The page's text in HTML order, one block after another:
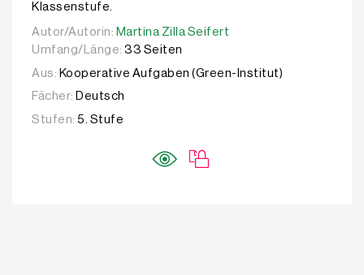
Klassenstufe.
Autor/Autorin: Martina Zilla Seifert
Autor/Autorin: Martina Zilla Seifert
Umfang/Länge: 33 Seiten
Aus: Kooperative Aufgaben (Green-Institut)
Fächer: Deutsch
Stufen: 5. Stufe